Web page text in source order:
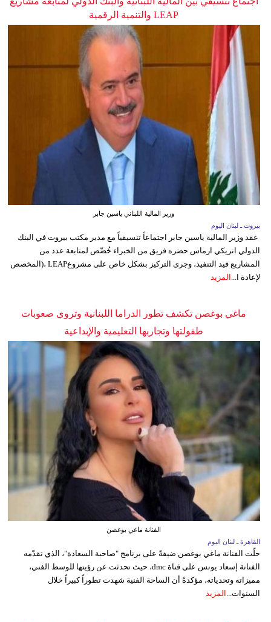
LEAP والتنمية الرقمية
وزير المالية اللبناني ياسين جابر
بيروت ـ لبنان اليوم
عقد وزير المالية ياسين جابر اجتماعاً تنسيقياً مع مدير مكتب بيروت في البنك
الدولي انريكي ارماس حضره فريق من الخبراء خُصِّص لمتابعة عدد من
المشاريع قيد التنفيذ، وجرى التركيز بشكل خاص على مشروعLEAP ،(المخصص
لإعادة ا...
المزيد
ماغي بوغصن تكشف تطور الدراما اللبنانية وتروي صعوبات
طفولتها وتجاربها التعليمية والإبداعية
الفنانة ماغي بوغصن
القاهرة ـ لبنان اليوم
حلّت الفنانة ماغي بوغصن ضيفةً على برنامج "صاحبة السعادة"، الذي تقدّمه
الفنانة إسعاد يونس على قناة dmc، حيث تحدثت عن رؤيتها للوسط الفني،
مميزاته وتحدياته، مؤكدةً أن الساحة الفنية شهدت تطوراً كبيراً خلال
السنوات... المزيد